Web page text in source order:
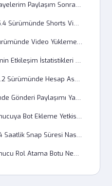
Instagram Hikayelerim Paylaşım Sonrası Neden Düşük Kalitede Görünüyor?
YouTube 19.35.4 Sürümünde Shorts Videoları Neden Otomatik Başlamıyor?
Vimeo 7.20 Sürümünde Video Yükleme Ekranı Neden Kapanıyor?
X'te Tweetlerimin Etkileşim İstatistikleri Neden Sıfır Görünüyor?
Facebook 480.2 Sürümünde Hesap Askıya Alma Hatası Nasıl Düzeltilir?
Bluesky Üzerinde Gönderi Paylaşımı Yaparken Neden Medya Yüklenmiyor?
Discord'da Sunucuya Bot Ekleme Yetkisi 2026 Ayarlarında Nerede?
Snapchat'te 24 Saatlik Snap Süresi Nasıl Uzatılır?
Discord'da Sunucu Rol Atama Botu Neden Komutları Algılamıyor?